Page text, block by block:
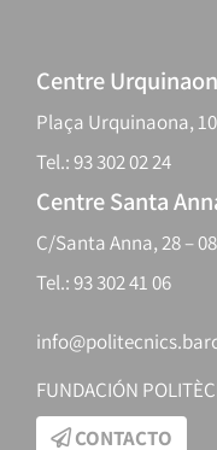
Centre
Plaça Urquinaona,
Tel.: 93 302 02 24
Centre Santa
C/Santa Anna, 28 –
Tel.: 93 302 41 06
FUNDACIÓN
CONTACTO